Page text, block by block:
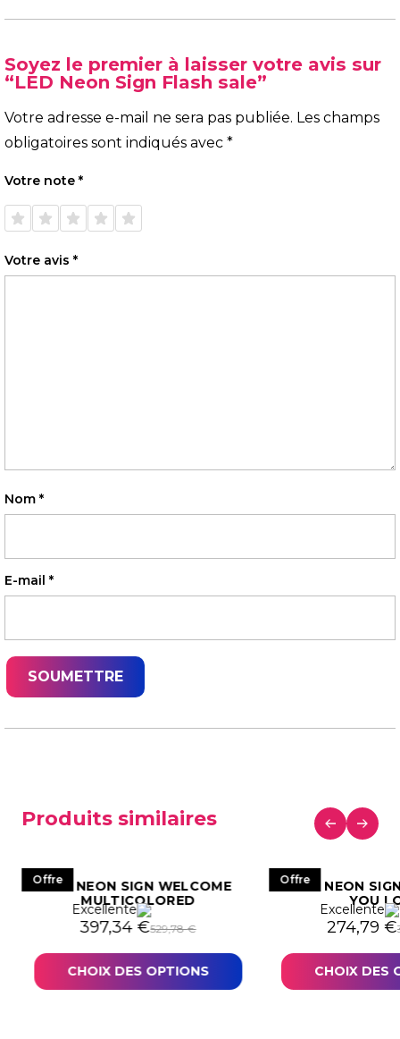
Soyez le premier à laisser votre avis sur
“LED Neon Sign Flash sale”
Votre adresse e-mail ne sera pas publiée. Les champs
obligatoires sont indiqués avec *
Votre note *
1 étoile
sur 5
2 étoiles
sur 5
3 étoiles
sur 5
4 étoiles
sur 5
5 étoiles
sur 5
Votre avis *
Nom *
E-mail *
Produits similaires
Offre
LED NEON SIGN WELCOME
MULTICOLORED
Excellente
529,78€
Le prix initial était : 529,78 €.
397,34 €
Le prix actuel est : 397,34 €.
CHOIX DES OPTIONS
Offre
LED NEON
YOU
Excellente
Le prix
274,79€
Le prix
CHOIX DES